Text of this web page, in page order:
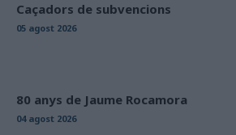
Caçadors de subvencions
05 agost 2026
80 anys de Jaume Rocamora
04 agost 2026